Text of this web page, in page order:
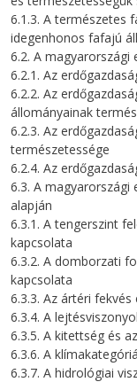
6.1.3. A természetes
idegenhonos fafajú
6.2. A
6.2.1. Az
6.2.2. Az
állományainak
6.2.3. Az
természetessége
6.2.4. Az
6.3. A
alapján
6.3.1. A tengerszint
kapcsolata
6.3.2. A domborzati
kapcsolata
6.3.3. Az ártéri
6.3.4. A
6.3.5. A kitettség és
6.3.6. A
6.3.7. A hidrológiai